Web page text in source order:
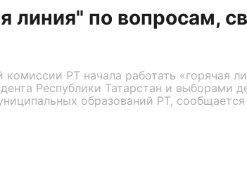
линия" по вопросам,
комиссии РТ начала работать «горячая
Республики Татарстан и выборами
образований РТ, сообщается